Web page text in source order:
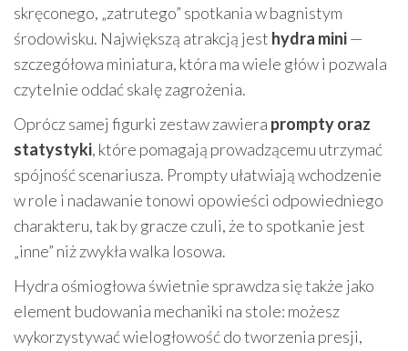
skręconego, „zatrutego” spotkania w bagnistym
środowisku. Największą atrakcją jest hydra mini—
szczegółowa miniatura, która ma wiele głów i pozwala
czytelnie oddać skalę zagrożenia.
Oprócz samej figurki zestaw zawiera prompty oraz
statystyki, które pomagają prowadzącemu utrzymać
spójność scenariusza. Prompty ułatwiają wchodzenie
w role i nadawanie tonowi opowieści odpowiedniego
charakteru, tak by gracze czuli, że to spotkanie jest
„inne” niż zwykła walka losowa.
Hydra ośmiogłowa świetnie sprawdza się także jako
element budowania mechaniki na stole: możesz
wykorzystywać wielogłowość do tworzenia presji,